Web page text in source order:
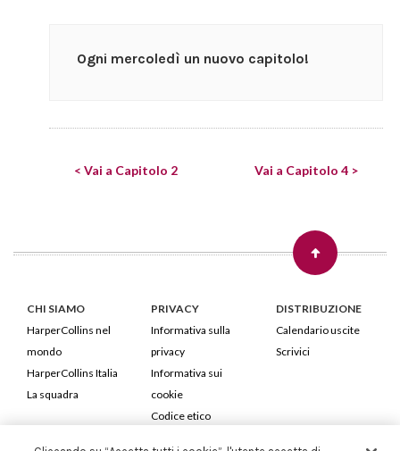
Ogni mercoledì un nuovo capitolo!
< Vai a Capitolo 2 Vai a Capitolo 4 >
CHI SIAMO
HarperCollins nel
mondo
HarperCollins Italia
La squadra
PRIVACY
Informativa sulla
privacy
Informativa sui
cookie
Codice etico
DISTRIBUZIONE
Calendario uscite
Scrivici